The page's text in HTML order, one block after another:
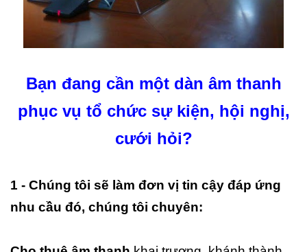
Bạn đang cần một dàn âm thanh
phục vụ tổ chức sự kiện, hội nghị,
cưới hỏi?
1 - Chúng tôi sẽ làm đơn vị tin cậy đáp ứng
nhu cầu đó, chúng tôi chuyên: